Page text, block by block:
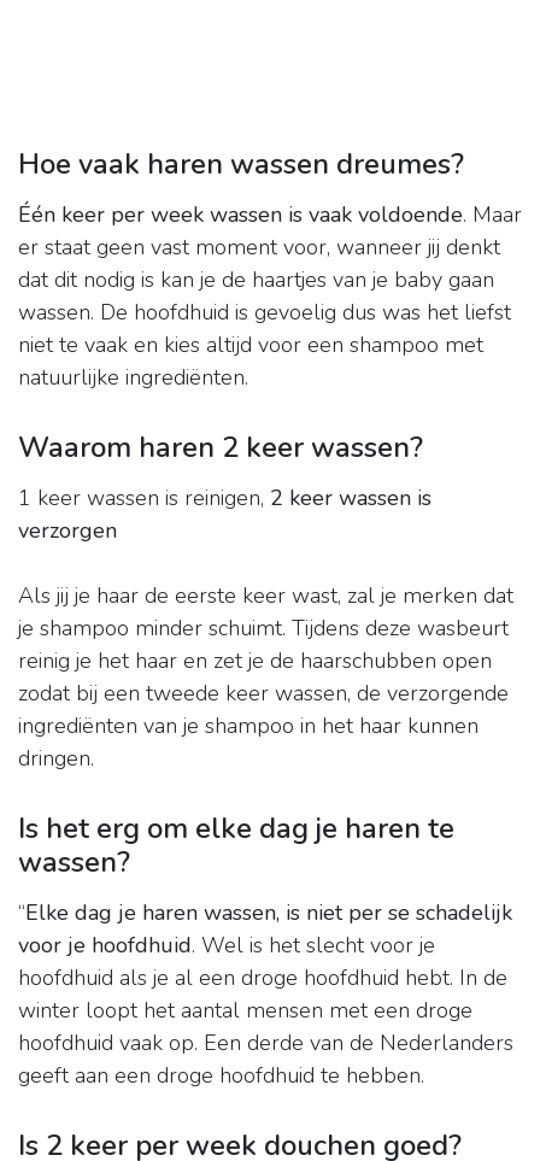
Hoe vaak haren wassen dreumes?
Één keer per week wassen is vaak voldoende. Maar
er staat geen vast moment voor, wanneer jij denkt
dat dit nodig is kan je de haartjes van je baby gaan
wassen. De hoofdhuid is gevoelig dus was het liefst
niet te vaak en kies altijd voor een shampoo met
natuurlijke ingrediënten.
Waarom haren 2 keer wassen?
1 keer wassen is reinigen, 2 keer wassen is
verzorgen
Als jij je haar de eerste keer wast, zal je merken dat
je shampoo minder schuimt. Tijdens deze wasbeurt
reinig je het haar en zet je de haarschubben open
zodat bij een tweede keer wassen, de verzorgende
ingrediënten van je shampoo in het haar kunnen
dringen.
Is het erg om elke dag je haren te
wassen?
“Elke dag je haren wassen, is niet per se schadelijk
voor je hoofdhuid. Wel is het slecht voor je
hoofdhuid als je al een droge hoofdhuid hebt. In de
winter loopt het aantal mensen met een droge
hoofdhuid vaak op. Een derde van de Nederlanders
geeft aan een droge hoofdhuid te hebben.
Is 2 keer per week douchen goed?